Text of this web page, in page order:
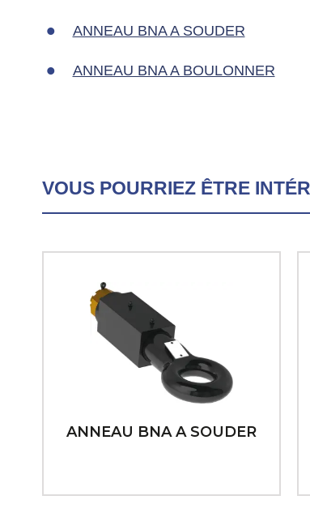
ANNEAU BNA A SOUDER
ANNEAU BNA A BOULONNER
VOUS POURRIEZ ÊTRE
ANNEAU BNA A SOUDER